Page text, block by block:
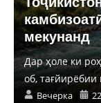
мекунанд
Дар ҳоле ки
об, тағйирёбии
Вечерка